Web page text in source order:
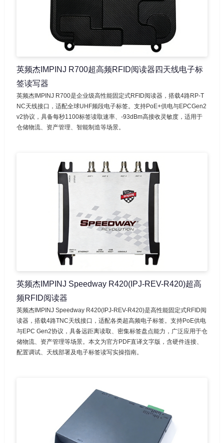
英频杰IMPINJ R700超高频RFID阅读器四天线电子标
签读写器
英频杰IMPINJ R700是企业级高性能固定式RFID阅读器，搭载4路RP-T
NC天线接口，适配全球UHF频段电子标签。支持PoE+供电与EPCGen2
v2协议，具备每秒1100标签读取速率、-93dBm高接收灵敏度，适用于
仓储物流、资产管理、智能制造等场景。
英频杰IMPINJ Speedway R420(IPJ-REV-R420)超高
频RFID阅读器
英频杰IMPINJ Speedway R420(IPJ-REV-R420)是高性能固定式RFID阅
读器，搭载4路TNC天线接口，适配各类超高频电子标签。支持PoE供电
与EPC Gen2协议，具备远距离读取、密集标签盘点能力，广泛应用于仓
储物流、资产管理等场景。本文为官方PDF直译文字版，含硬件连接、
配置调试、天线部署及电子标签读写实操指南。